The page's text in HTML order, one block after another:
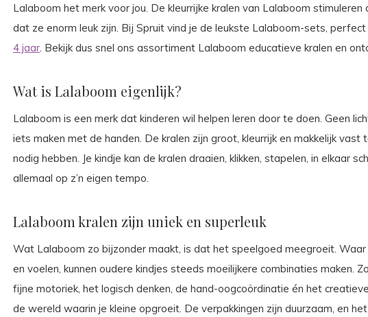
Lalaboom het merk voor jou. De kleurrijke kralen van Lalaboom
dat ze enorm leuk zijn. Bij Spruit vind je de leukste Lalaboom-sets,
4 jaar . Bekijk dus snel ons assortiment Lalaboom educatieve kralen en
Wat is Lalaboom eigenlijk?
Lalaboom is een merk dat kinderen wil helpen leren door te doen. Geen
iets maken met de handen. De kralen zijn groot, kleurrijk en makkelijk vast
nodig hebben. Je kindje kan de kralen draaien, klikken, stapelen, in elkaar
allemaal op z’n eigen tempo.
Lalaboom kralen zijn uniek en superleuk
Wat Lalaboom zo bijzonder maakt, is dat het speelgoed meegroeit.
en voelen, kunnen oudere kindjes steeds moeilijkere combinaties maken.
fijne motoriek, het logisch denken, de hand-oogcoördinatie én het
de wereld waarin je kleine opgroeit. De verpakkingen zijn duurzaam, en